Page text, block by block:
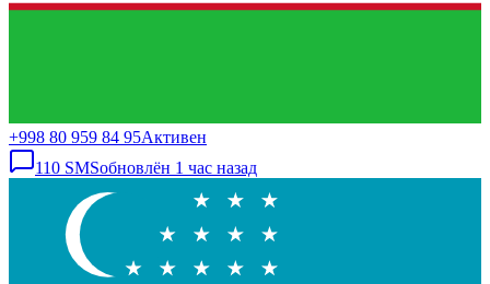
+998 80 959 84 95Активен
110 SMSобновлён 1 час назад